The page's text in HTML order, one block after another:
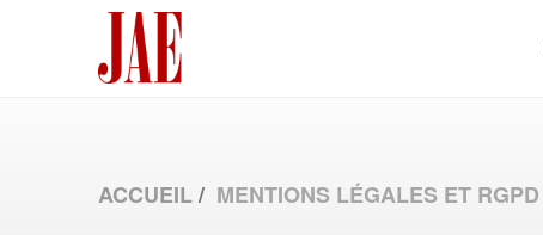
ACCUEIL MENTIONS LÉGALES ET RGPD